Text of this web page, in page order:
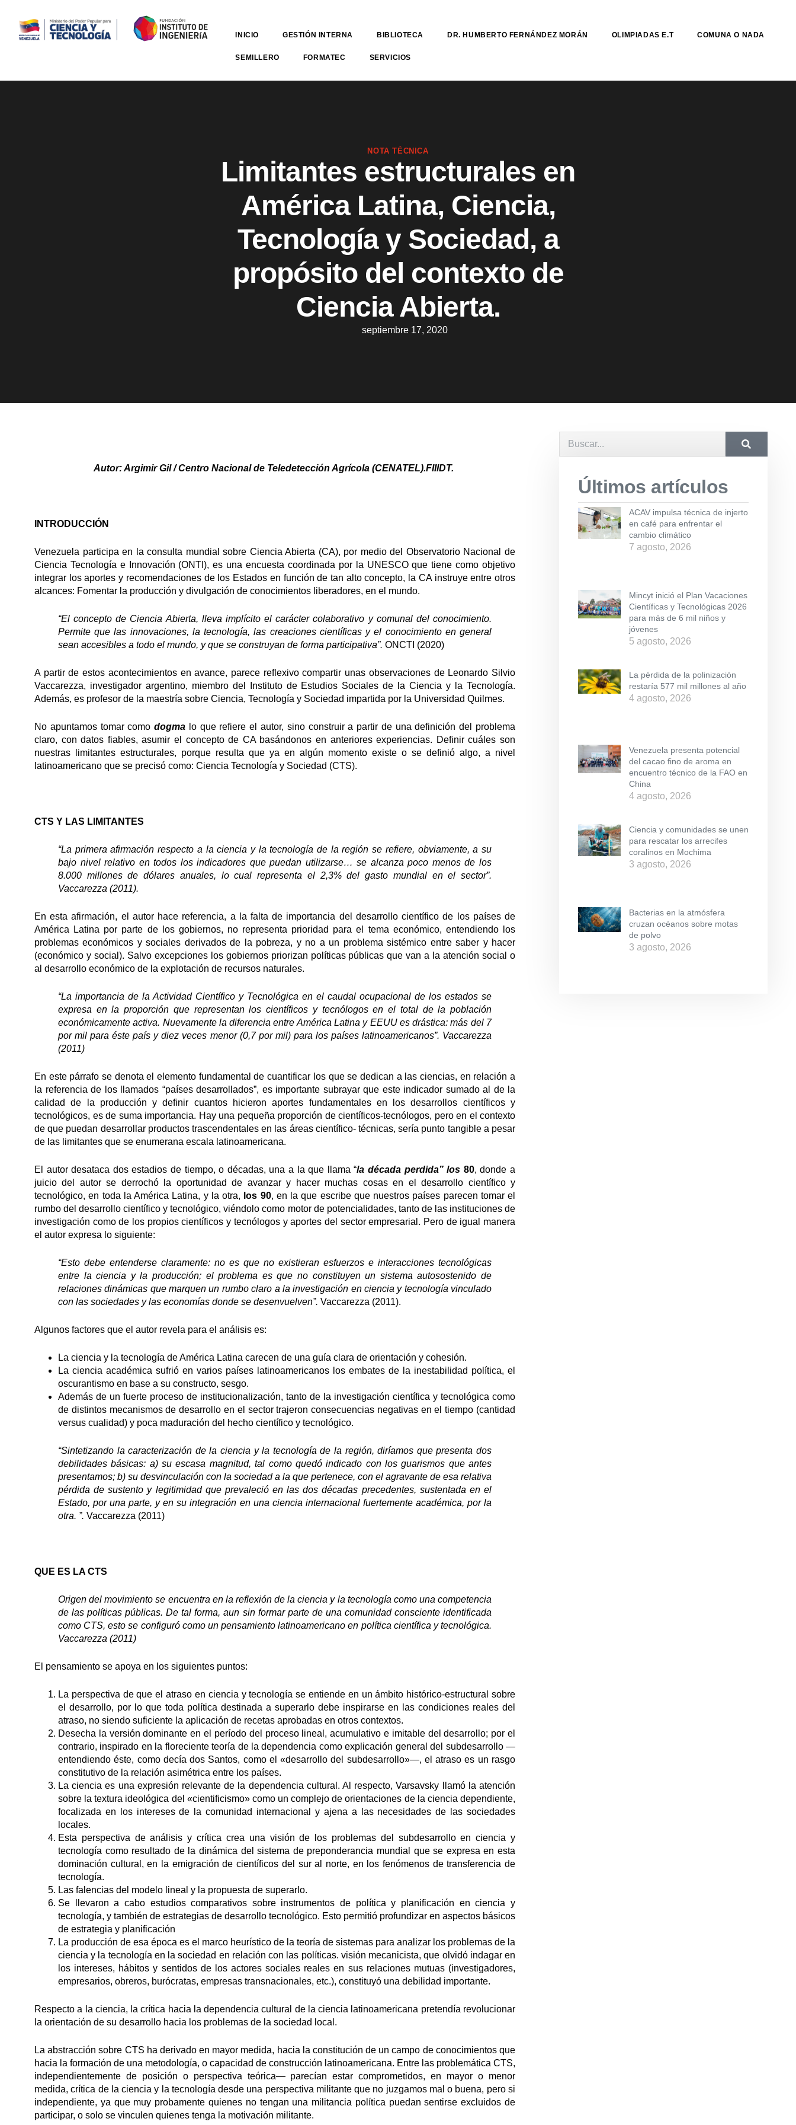
INICIO GESTIÓN INTERNA BIBLIOTECA DR. HUMBERTO FERNÁNDEZ MORÁN OLIMPIADAS E.T COMUNA O NADA
SEMILLERO FORMATEC SERVICIOS
NOTA TÉCNICA
Limitantes estructurales en
América Latina, Ciencia,
Tecnología y Sociedad, a
propósito del contexto de
Ciencia Abierta.
septiembre 17, 2020
Autor:Argimir Gil / Centro Nacional de Teledetección Agrícola (CENATEL).FIIIDT.
INTRODUCCIÓN
Venezuela participa en la consulta mundial sobre Ciencia Abierta (CA), por medio del Observatorio Nacional de
Ciencia Tecnología e Innovación (ONTI), es una encuesta coordinada por la UNESCO que tiene como objetivo
integrar los aportes y recomendaciones de los Estados en función de tan alto concepto, la CA instruye entre otros
alcances: Fomentar la producción y divulgación de conocimientos liberadores, en el mundo.
“El concepto de Ciencia Abierta, lleva implícito el carácter colaborativo y comunal del conocimiento.
Permite que las innovaciones, la tecnología, las creaciones científicas y el conocimiento en general
sean accesibles a todo el mundo, y que se construyan de forma participativa”. ONCTI (2020)
A partir de estos acontecimientos en avance, parece reflexivo compartir unas observaciones de Leonardo Silvio
Vaccarezza, investigador argentino, miembro del Instituto de Estudios Sociales de la Ciencia y la Tecnología.
Además, es profesor de la maestría sobre Ciencia, Tecnología y Sociedad impartida por la Universidad Quilmes.
No apuntamos tomar comodogma lo que refiere el autor, sino construir a partir de una definición del problema
claro, con datos fiables, asumir el concepto de CA basándonos en anteriores experiencias. Definir cuáles son
nuestras limitantes estructurales, porque resulta que ya en algún momento existe o se definió algo, a nivel
latinoamericano que se precisó como: Ciencia Tecnología y Sociedad (CTS).
CTS Y LAS LIMITANTES
“La primera afirmación respecto a la ciencia y la tecnología de la región se refiere, obviamente, a su
bajo nivel relativo en todos los indicadores que puedan utilizarse… se alcanza poco menos de los
8.000 millones de dólares anuales, lo cual representa el 2,3% del gasto mundial en el sector”.
Vaccarezza (2011).
En esta afirmación, el autor hace referencia, a la falta de importancia del desarrollo científico de los países de
América Latina por parte de los gobiernos, no representa prioridad para el tema económico, entendiendo los
problemas económicos y sociales derivados de la pobreza, y no a un problema sistémico entre saber y hacer
(económico y social). Salvo excepciones los gobiernos priorizan políticas públicas que van a la atención social o
al desarrollo económico de la explotación de recursos naturales.
“La importancia de la Actividad Científico y Tecnológica en el caudal ocupacional de los estados se
expresa en la proporción que representan los científicos y tecnólogos en el total de la población
económicamente activa. Nuevamente la diferencia entre América Latina y EEUU es drástica: más del 7
por mil para éste país y diez veces menor (0,7 por mil) para los países latinoamericanos”. Vaccarezza
(2011)
En este párrafo se denota el elemento fundamental de cuantificar los que se dedican a las ciencias, en relación a
la referencia de los llamados “países desarrollados”, es importante subrayar que este indicador sumado al de la
calidad de la producción y definir cuantos hicieron aportes fundamentales en los desarrollos científicos y
tecnológicos, es de suma importancia. Hay una pequeña proporción de científicos-tecnólogos, pero en el contexto
de que puedan desarrollar productos trascendentales en las áreas científico- técnicas, sería punto tangible a pesar
de las limitantes que se enumerana escala latinoamericana.
El autor desataca dos estadios de tiempo, o décadas, una a la que llama “la década perdida” los 80, donde a
juicio del autor se derrochó la oportunidad de avanzar y hacer muchas cosas en el desarrollo científico y
tecnológico, en toda la América Latina, y la otra, los 90, en la que escribe que nuestros países parecen tomar el
rumbo del desarrollo científico y tecnológico, viéndolo como motor de potencialidades, tanto de las instituciones de
investigación como de los propios científicos y tecnólogos y aportes del sector empresarial. Pero de igual manera
el autor expresa lo siguiente:
“Esto debe entenderse claramente: no es que no existieran esfuerzos e interacciones tecnológicas
entre la ciencia y la producción; el problema es que no constituyen un sistema autosostenido de
relaciones dinámicas que marquen un rumbo claro a la investigación en ciencia y tecnología vinculado
con las sociedades y las economías donde se desenvuelven”. Vaccarezza (2011).
Algunos factores que el autor revela para el análisis es:
La ciencia y la tecnología de América Latina carecen de una guía clara de orientación y cohesión.
La ciencia académica sufrió en varios países latinoamericanos los embates de la inestabilidad política, el
oscurantismo en base a su constructo, sesgo.
Además de un fuerte proceso de institucionalización, tanto de la investigación científica y tecnológica como
de distintos mecanismos de desarrollo en el sector trajeron consecuencias negativas en el tiempo (cantidad
versus cualidad) y poca maduración del hecho científico y tecnológico.
“Sintetizando la caracterización de la ciencia y la tecnología de la región, diríamos que presenta dos
debilidades básicas: a) su escasa magnitud, tal como quedó indicado con los guarismos que antes
presentamos; b) su desvinculación con la sociedad a la que pertenece, con el agravante de esa relativa
pérdida de sustento y legitimidad que prevaleció en las dos décadas precedentes, sustentada en el
Estado, por una parte, y en su integración en una ciencia internacional fuertemente académica, por la
otra. ”. Vaccarezza (2011)
QUE ES LA CTS
Origen del movimiento se encuentra en la reflexión de la ciencia y la tecnología como una competencia
de las políticas públicas. De tal forma, aun sin formar parte de una comunidad consciente identificada
como CTS, esto se configuró como un pensamiento latinoamericano en política científica y tecnológica.
Vaccarezza (2011)
El pensamiento se apoya en los siguientes puntos:
La perspectiva de que el atraso en ciencia y tecnología se entiende en un ámbito histórico-estructural sobre
el desarrollo, por lo que toda política destinada a superarlo debe inspirarse en las condiciones reales del
atraso, no siendo suficiente la aplicación de recetas aprobadas en otros contextos.
Desecha la versión dominante en el período del proceso lineal, acumulativo e imitable del desarrollo; por el
contrario, inspirado en la floreciente teoría de la dependencia como explicación general del subdesarrollo —
entendiendo éste, como decía dos Santos, como el «desarrollo del subdesarrollo»—, el atraso es un rasgo
constitutivo de la relación asimétrica entre los países.
La ciencia es una expresión relevante de la dependencia cultural. Al respecto, Varsavsky llamó la atención
sobre la textura ideológica del «cientificismo» como un complejo de orientaciones de la ciencia dependiente,
focalizada en los intereses de la comunidad internacional y ajena a las necesidades de las sociedades
locales.
Esta perspectiva de análisis y crítica crea una visión de los problemas del subdesarrollo en ciencia y
tecnología como resultado de la dinámica del sistema de preponderancia mundial que se expresa en esta
dominación cultural, en la emigración de científicos del sur al norte, en los fenómenos de transferencia de
tecnología.
Las falencias del modelo lineal y la propuesta de superarlo.
Se llevaron a cabo estudios comparativos sobre instrumentos de política y planificación en ciencia y
tecnología, y también de estrategias de desarrollo tecnológico. Esto permitió profundizar en aspectos básicos
de estrategia y planificación
La producción de esa época es el marco heurístico de la teoría de sistemas para analizar los problemas de la
ciencia y la tecnología en la sociedad en relación con las políticas. visión mecanicista, que olvidó indagar en
los intereses, hábitos y sentidos de los actores sociales reales en sus relaciones mutuas (investigadores,
empresarios, obreros, burócratas, empresas transnacionales, etc.), constituyó una debilidad importante.
Respecto a la ciencia, la crítica hacia la dependencia cultural de la ciencia latinoamericana pretendía revolucionar
la orientación de su desarrollo hacia los problemas de la sociedad local.
La abstracción sobre CTS ha derivado en mayor medida, hacia la constitución de un campo de conocimientos que
hacia la formación de una metodología, o capacidad de construcción latinoamericana. Entre las problemática CTS,
independientemente de posición o perspectiva teórica— parecían estar comprometidos, en mayor o menor
medida, crítica de la ciencia y la tecnología desde una perspectiva militante que no juzgamos mal o buena, pero si
independiente, ya que muy probamente quienes no tengan una militancia política puedan sentirse excluidos de
participar, o solo se vinculen quienes tenga la motivación militante.
Últimos artículos
ACAV impulsa técnica de injerto
en café para enfrentar el
cambio climático
7 agosto, 2026
Mincyt inició el Plan Vacaciones
Científicas y Tecnológicas 2026
para más de 6 mil niños y
jóvenes
5 agosto, 2026
La pérdida de la polinización
restaría 577 mil millones al año
4 agosto, 2026
Venezuela presenta potencial
del cacao fino de aroma en
encuentro técnico de la FAO en
China
4 agosto, 2026
Ciencia y comunidades se unen
para rescatar los arrecifes
coralinos en Mochima
3 agosto, 2026
Bacterias en la atmósfera
cruzan océanos sobre motas
de polvo
3 agosto, 2026